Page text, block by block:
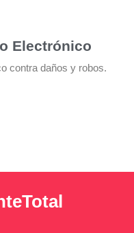
Electrónico
contra daños y robos.